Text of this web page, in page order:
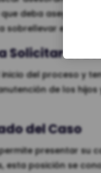
deba
el divorcio.
del proceso y
de los
del Caso
presentar su
posición se